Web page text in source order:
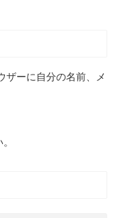
ザーに自分の名前、メ